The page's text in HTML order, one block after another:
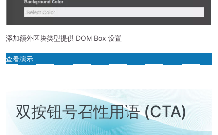
添加额外区块类型提供 DOM Box 设置
查看演示
双按钮号召性用语 (CTA)